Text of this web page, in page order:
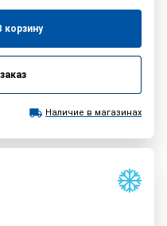
корзину
Наличие в магазинах